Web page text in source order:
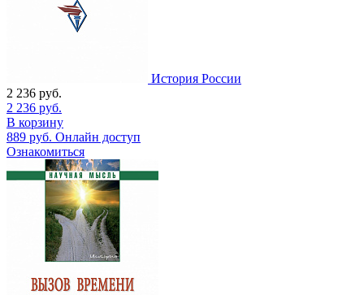
История России
2 236 руб.
2 236 руб.
В корзину
889 руб. Онлайн доступ
Ознакомиться